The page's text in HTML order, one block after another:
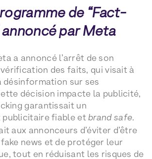
de “Fact-
par Meta
a annoncé l’arrêt de son
des faits, qui visait à
sur ses
décision impacte la publicité,
garantissait un
publicitaire fiable etbrand safe.
aux annonceurs d’éviter d’être
news et de protéger leur
tout en réduisant les risques de